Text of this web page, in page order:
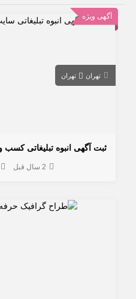
آگهی ویژه
تهران تهران
ثبت آگهی انبوه تبلیغاتی کسب
2 سال قبل